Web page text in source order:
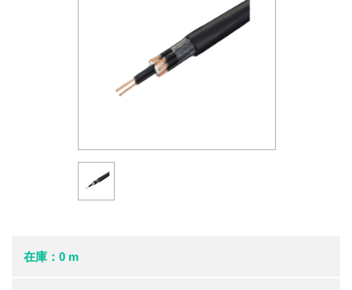
在庫：0 m